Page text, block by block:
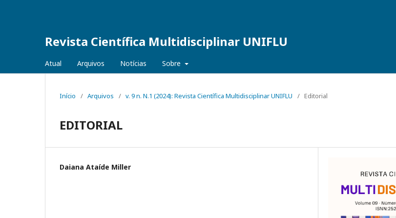
Revista Científica Multidisciplinar UNIFLU
Atual Arquivos Notícias Sobre
Início / Arquivos / v. 9 n. N.1 (2024): Revista Científica Multidisciplinar UNIFLU / Editorial
EDITORIAL
Daiana Ataíde Miller